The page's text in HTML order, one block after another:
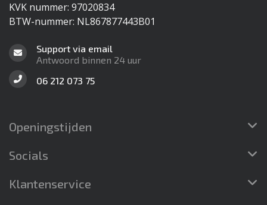
KVK nummer: 97020834
BTW-nummer: NL867877443B01
Support via email
Antwoord binnen 24 uur
06 212 073 75
Openingstijden
Socials
Klantenservice